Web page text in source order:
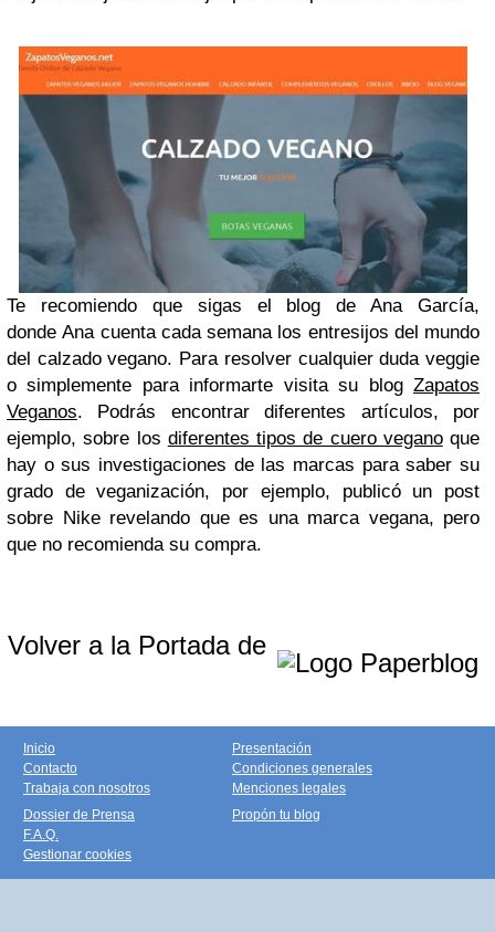
Te recomiendo que sigas el blog de Ana García,
dondeAna cuenta cada semana los entresijos del mundo
del calzado vegano. Para resolver cualquier duda veggie
o simplemente para informarte visita su blog Zapatos
Veganos. Podrás encontrar diferentes artículos, por
ejemplo, sobre los diferentes tipos de cuero veganoque
hay o sus investigaciones de las marcas para saber su
grado de veganización, por ejemplo, publicó un post
sobre Nike revelando que es una marca vegana, pero
que no recomienda su compra.
Volver a la Portada de
Inicio
Contacto
Trabaja con nosotros
Presentación
Condiciones generales
Menciones legales
Dossier de Prensa
F.A.Q.
Gestionar cookies
Propón tu blog